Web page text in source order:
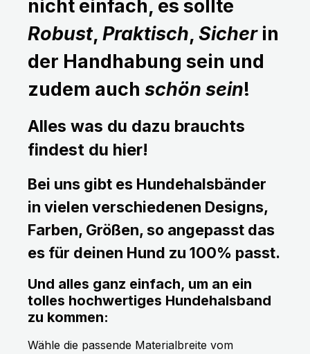
nicht einfach, es sollte
Robust, Praktisch, Sicherin
der Handhabung sein und
zudem auch schön sein!
Alles was du dazu brauchts
findest du hier!
Bei uns gibt es Hundehalsbänder
in vielen verschiedenen Designs,
Farben, Größen, so angepasst das
es für deinen Hund zu 100% passt.
Und alles ganz einfach, um an ein
tolles hochwertiges Hundehalsband
zu kommen:
Wähle die passende Materialbreite vom